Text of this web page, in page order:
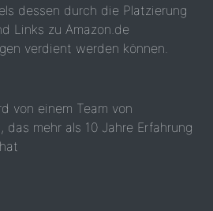
dessen durch die Platzierung
Links zu Amazon.de
verdient werden können.
von einem Team von
mehr als 10 Jahre Erfahrung